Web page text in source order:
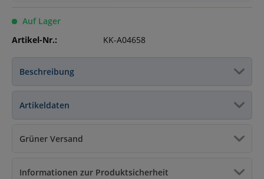
Auf Lager
Artikel-Nr.:
KK-A04658
Beschreibung
Artikeldaten
Grüner Versand
Informationen zur Produktsicherheit